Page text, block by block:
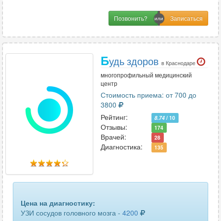
4
полового члена 19
46
пояснично-крестцового отдела позвоночника
предстательной железы
предстательной железы и семенных пузырьков
предстательной железы трансректальное
придаточных пазух носа
селезенки
Позвонить?
Будь здоров в Краснодаре
многопрофильный медицинский
центр
Стоимость приема: от 700 до
3800
Рейтинг:
8.74 / 10
Отзывы: 174
Врачей: 28
Диагностика: 135
Цена на диагностику:
УЗИ сосудов головного мозга - 4200